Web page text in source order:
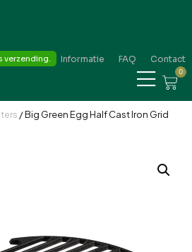
Informatie FAQ Contact
0
/ Big Green Egg Half Cast Iron Grid